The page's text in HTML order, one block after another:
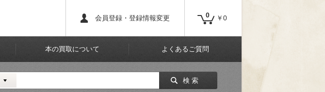
会員登録・登録情報変更 0 ￥0
本の買取について よくあるご質問
検 索